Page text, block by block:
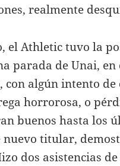
realmente
el Athletic tuvo la
parada de Unai,
algún intento de
horrorosa, o
buenos hasta los
nuevo titular,
dos asistencias